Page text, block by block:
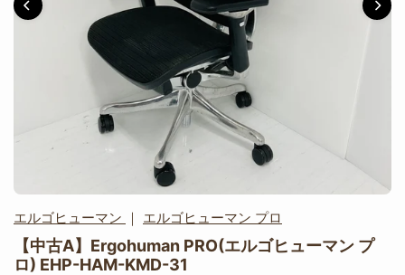
エルゴヒューマン ｜ エルゴヒューマン プロ
【中古A】Ergohuman PRO(エルゴヒューマン プ
ロ) EHP-HAM-KMD-31